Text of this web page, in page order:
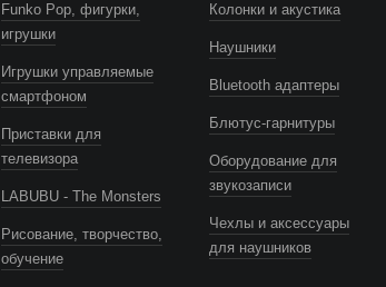
Funko Pop, фигурки,
игрушки
Игрушки управляемые
смартфоном
Приставки для
телевизора
LABUBU - The Monsters
Рисование, творчество,
обучение
Колонки и акустика
Наушники
Bluetooth адаптеры
Блютус-гарнитуры
Оборудование для
звукозаписи
Чехлы и аксессуары
для наушников